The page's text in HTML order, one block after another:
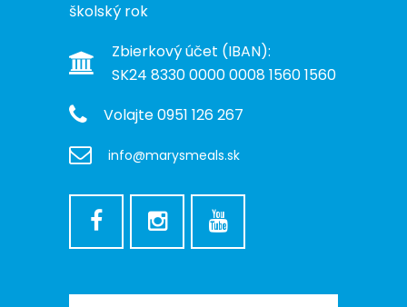
školský rok
Zbierkový účet (IBAN):
SK24 8330 0000 0008 1560 1560
Volajte 0951 126 267
info@marysmeals.sk